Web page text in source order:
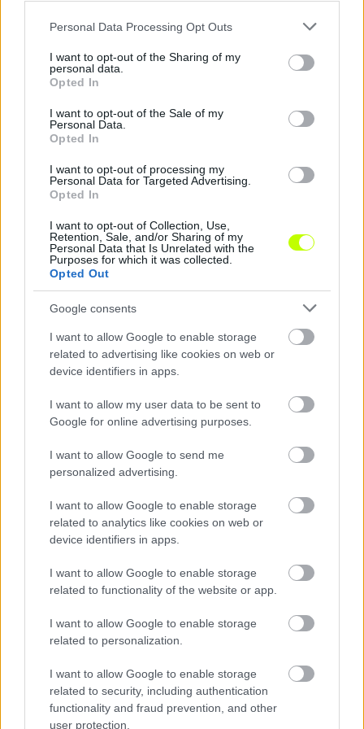
Please note that this website/app uses one or more Google
not limited to your visit or usage behaviour. You may click to
grant or deny consent to Google and its third-party tags to
use your data for below specified purposes in below Google
consent section.
Personal Data Processing Opt Outs
I want to opt-out of the Sharing of my
personal data.
Opted In
I want to opt-out of the Sale of my
Personal Data.
Opted In
I want to opt-out of processing my
Personal Data for Targeted Advertising.
Opted In
I want to opt-out of Collection, Use,
Retention, Sale, and/or Sharing of my
Personal Data that Is Unrelated with the
Purposes for which it was collected.
Opted Out
Google consents
I want to allow Google to enable storage
related to advertising like cookies on web or
device identifiers in apps.
I want to allow my user data to be sent to
Google for online advertising purposes.
I want to allow Google to send me
personalized advertising.
I want to allow Google to enable storage
related to analytics like cookies on web or
device identifiers in apps.
I want to allow Google to enable storage
related to functionality of the website or app.
I want to allow Google to enable storage
related to personalization.
I want to allow Google to enable storage
related to security, including authentication
functionality and fraud prevention, and other
user protection.
Élő közvetítés a Magyarország–Svédország
mérkőzésről
Élő közvetítés MOBIL-verzió: Az élő
közvetítés a linkre kattintva érhető el! PC-
2016.11.15.
A Debrecen elleni, múlt szombati sikert
Doll együttese a Videoton ellen, most
szombaton pedig […]
NB1